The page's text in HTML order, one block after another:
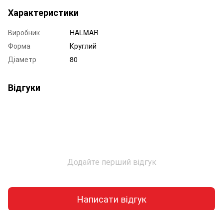
Характеристики
Виробник
HALMAR
Форма
Круглий
Діаметр
80
Відгуки
Додайте перший відгук
Написати відгук